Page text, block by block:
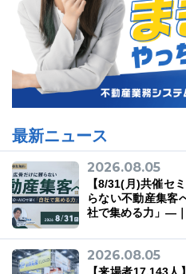
最新ニュース
2026.08.05
【8/31(月)共催セ
らない不動産集客
社で集める力」―
2026.08.05
【来場者17,143